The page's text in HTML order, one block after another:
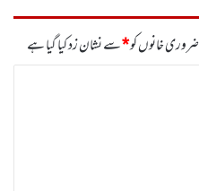
ضروری خانوں کو*سے نشان زد کیا گیا ہے